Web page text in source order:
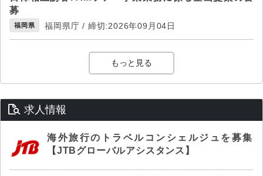
募
福岡県 福岡県庁 / 締切:2026年09月04日
もっと見る
求人情報
海外旅行のトラベルコンシェルジュを募集
【JTBグローバルアシスタンス】